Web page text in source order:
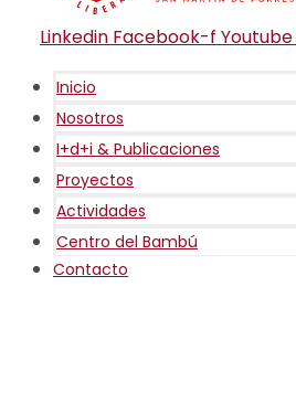
Linkedin Facebook-f Youtube
Inicio
Nosotros
I+d+i & Publicaciones
Proyectos
Actividades
Centro del Bambú
Contacto